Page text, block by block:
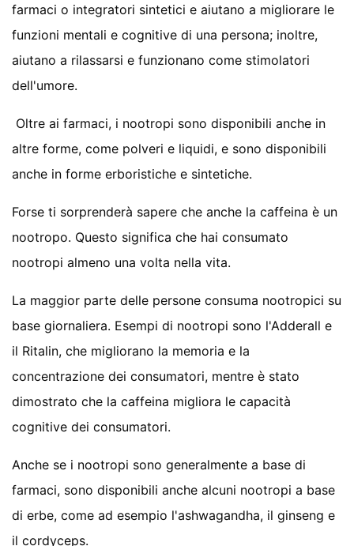
farmaci o integratori sintetici e aiutano a migliorare le
funzioni mentali e cognitive di una persona; inoltre,
aiutano a rilassarsi e funzionano come stimolatori
dell'umore.
Oltre ai farmaci, i nootropi sono disponibili anche in
altre forme, come polveri e liquidi, e sono disponibili
anche in forme erboristiche e sintetiche.
Forse ti sorprenderà sapere che anche la caffeina è un
nootropo. Questo significa che hai consumato
nootropi almeno una volta nella vita.
La maggior parte delle persone consuma nootropici su
base giornaliera. Esempi di nootropi sono l'Adderall e
il Ritalin, che migliorano la memoria e la
concentrazione dei consumatori, mentre è stato
dimostrato che la caffeina migliora le capacità
cognitive dei consumatori.
Anche se i nootropi sono generalmente a base di
farmaci, sono disponibili anche alcuni nootropi a base
di erbe, come ad esempio l'ashwagandha, il ginseng e
il cordyceps.